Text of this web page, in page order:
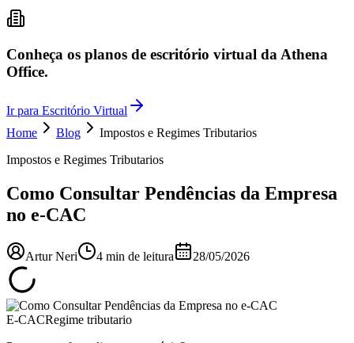
Conheça os planos de escritório virtual da Athena
Office.
Ir para Escritório Virtual
Home
Blog
Impostos e Regimes Tributarios
Impostos e Regimes Tributarios
Como Consultar Pendências da Empresa
no e-CAC
Artur Neri 4 min de leitura 28/05/2026
E-CACRegime tributario